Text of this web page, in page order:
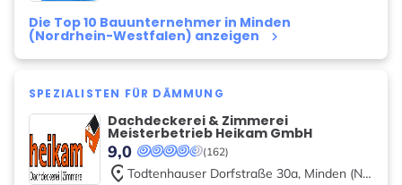
Die Top 10 Bauunternehmer in Minden
(Nordrhein-Westfalen) anzeigen keyboard_arrow_right
SPEZIALISTEN FÜR DÄMMUNG
Dachdeckerei & Zimmerei
Meisterbetrieb Heikam GmbH
(162)
9,0
placeTodtenhauser Dorfstraße 30a, Minden (Nordrhein-Westfalen)